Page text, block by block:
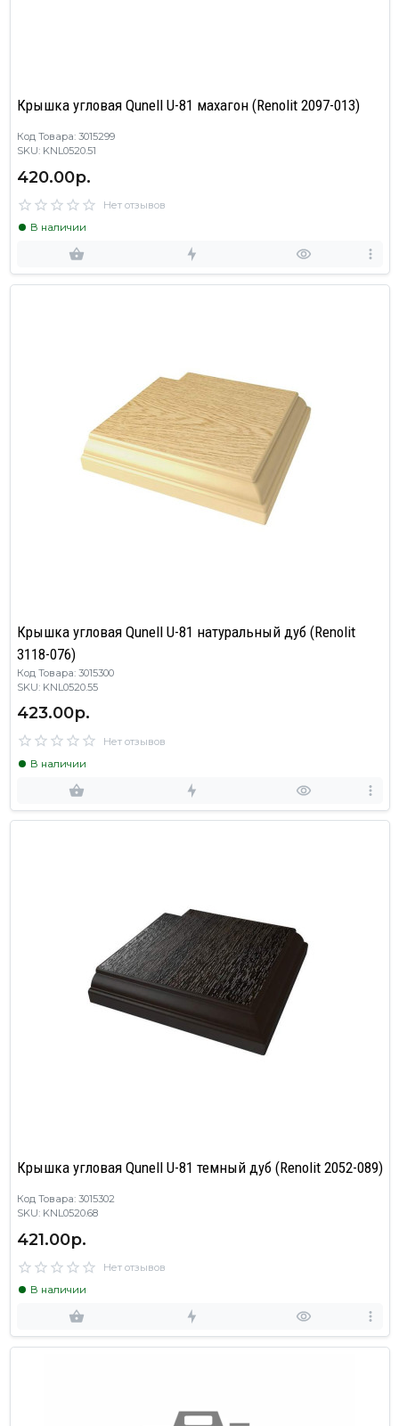
Крышка угловая Qunell U-81 махагон (Renolit 2097-013)
Код Товара: 3015299
SKU: KNL0520.51
420.00р.
Нет отзывов
В наличии
Крышка угловая Qunell U-81 натуральный дуб (Renolit
3118-076)
Код Товара: 3015300
SKU: KNL0520.55
423.00р.
Нет отзывов
В наличии
Крышка угловая Qunell U-81 темный дуб (Renolit 2052-089)
Код Товара: 3015302
SKU: KNL0520.68
421.00р.
Нет отзывов
В наличии